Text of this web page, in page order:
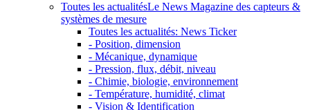
Toutes les actualitésLe News Magazine des capteurs &
systèmes de mesure
Toutes les actualités: News Ticker
- Position, dimension
- Mécanique, dynamique
- Pression, flux, débit, niveau
- Chimie, biologie, environnement
- Température, humidité, climat
- Vision & Identification